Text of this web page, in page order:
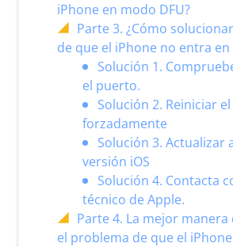
iPhone en modo DFU?
Parte 3. ¿Cómo
de que el iPhone no entra en
Solución 1.
el puerto.
Solución 2. Reiniciar
forzadamente
Solución 3. Actualizar
versión iOS
Solución 4. Contacta
técnico de Apple.
Parte 4. La mejor
el problema de que el